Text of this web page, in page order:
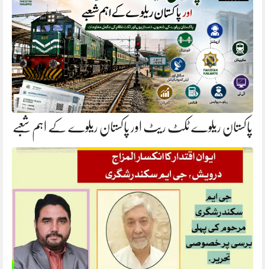
پاکستان ریلوے ٹکٹ ریٹ اور پاکستان ریلوے کے اہم شعبے